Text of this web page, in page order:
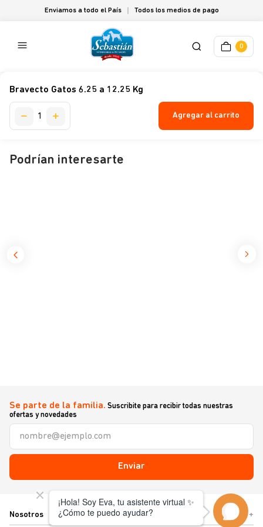
Enviamos a todo el País Todos los medios de pago
0
Bravecto Gatos 6.25 a 12.25 Kg
Agregar al carrito
Podrían interesarte
Se parte de la familia. Suscribite para recibir todas nuestras
ofertas y novedades
Enviar
Nosotros +